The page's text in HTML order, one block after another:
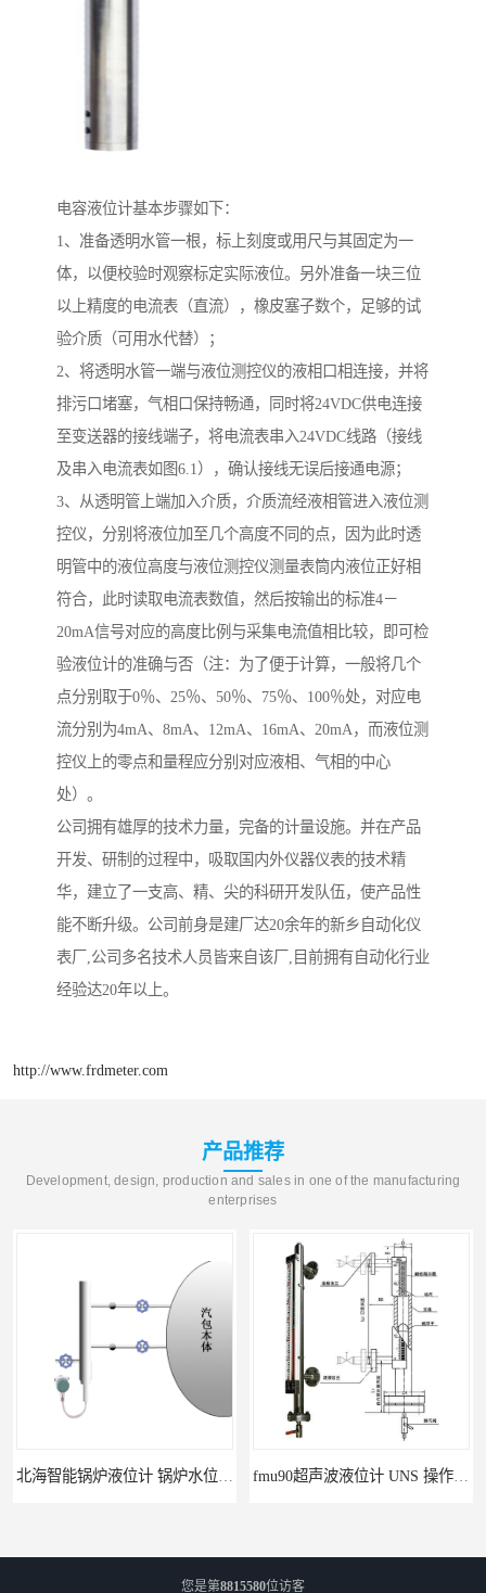
电容液位计基本步骤如下：
1、准备透明水管一根，标上刻度或用尺与其固定为一
体，以便校验时观察标定实际液位。另外准备一块三位
以上精度的电流表（直流），橡皮塞子数个，足够的试
验介质（可用水代替）；
2、将透明水管一端与液位测控仪的液相口相连接，并将
排污口堵塞，气相口保持畅通，同时将24VDC供电连接
至变送器的接线端子，将电流表串入24VDC线路（接线
及串入电流表如图6.1），确认接线无误后接通电源；
3、从透明管上端加入介质，介质流经液相管进入液位测
控仪，分别将液位加至几个高度不同的点，因为此时透
明管中的液位高度与液位测控仪测量表筒内液位正好相
符合，此时读取电流表数值，然后按输出的标准4－
20mA信号对应的高度比例与采集电流值相比较，即可检
验液位计的准确与否（注：为了便于计算，一般将几个
点分别取于0％、25％、50％、75％、100％处，对应电
流分别为4mA、8mA、12mA、16mA、20mA，而液位测
控仪上的零点和量程应分别对应液相、气相的中心
处）。
公司拥有雄厚的技术力量，完备的计量设施。并在产品
开发、研制的过程中，吸取国内外仪器仪表的技术精
华，建立了一支高、精、尖的科研开发队伍，使产品性
能不断升级。公司前身是建厂达20余年的新乡自动化仪
表厂,公司多名技术人员皆来自该厂,目前拥有自动化行业
经验达20年以上。
http://www.frdmeter.com
产品推荐
Development, design, production and sales in one of the manufacturing
enterprises
北海智能锅炉液位计 锅炉水位计厂商 自动适应自动校准 fmu90超声波液位计 UNS 操作简单
您是第8815580位访客